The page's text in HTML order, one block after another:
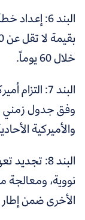
البند 6:
خلال 60 يوماً.
البند 7:
وفق جدول زمني
والأميركية
البند 8:
نووية، ومعالجة
الأخرى ضمن